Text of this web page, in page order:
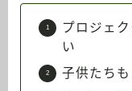
プロジェ
い
子供たち